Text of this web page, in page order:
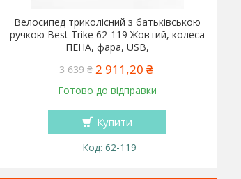
Велосипед триколісний з батьківською
ручкою Best Trike 62-119 Жовтий, колеса
ПЕНА, фара, USB,
3 639 ₴ 2 911,20 ₴
Готово до відправки
Купити
62-119